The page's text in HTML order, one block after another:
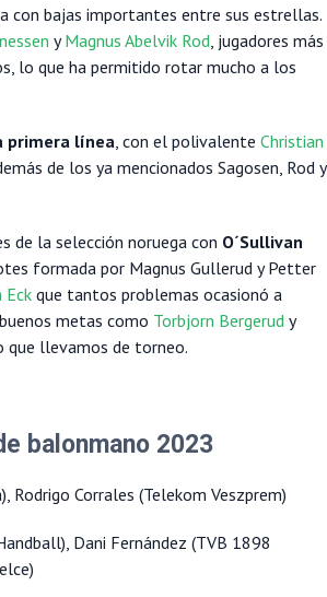
con bajas importantes entre sus estrellas.
yMagnus Abelvik Rod, jugadores más
lo que ha permitido rotar mucho a los
primera línea, con el polivalente Christian
de los ya mencionados Sagosen, Rod y
de la selección noruega con O´Sullivan
formada por Magnus Gullerud y Petter
Eck que tantos problemas ocasionó a
metas como Torbjorn Bergerud y
que llevamos de torneo.
balonmano 2023
Rodrigo Corrales (Telekom Veszprem)
Dani Fernández (TVB 1898